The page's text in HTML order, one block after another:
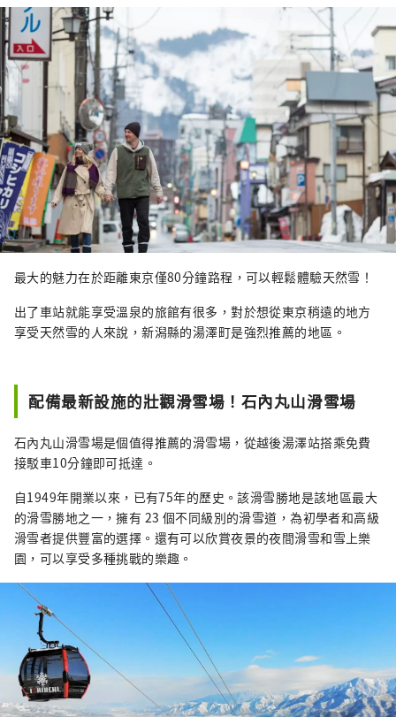
最大的魅力在於距離東京僅80分鐘路程，可以輕鬆體驗天然雪！
出了車站就能享受溫泉的旅館有很多，對於想從東京稍遠的地方
享受天然雪的人來說，新潟縣的湯澤町是強烈推薦的地區。
配備最新設施的壯觀滑雪場！石內丸山滑雪場
石內丸山滑雪場是個值得推薦的滑雪場，從越後湯澤站搭乘免費
接駁車10分鐘即可抵達。
自1949年開業以來，已有75年的歷史。該滑雪勝地是該地區最大
的滑雪勝地之一，擁有 23 個不同級別的滑雪道，為初學者和高級
滑雪者提供豐富的選擇。還有可以欣賞夜景的夜間滑雪和雪上樂
園，可以享受多種挑戰的樂趣。